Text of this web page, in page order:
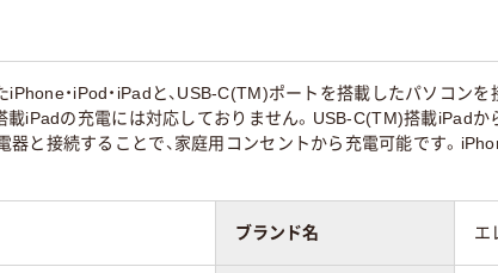
・iPod・iPadと、USB-C(TM)ポートを搭載したパソコン
iPadの充電には対応しておりません。USB-C(TM)搭載iPad
と接続することで、家庭用コンセントから充電可能です。
ブランド名 エ